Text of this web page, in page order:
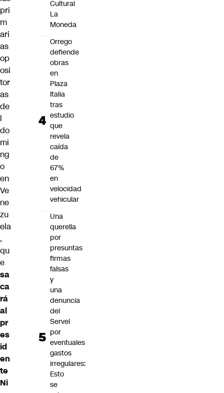
pri
m
ari
as
op
osi
tor
as
de
l
do
mi
ng
o
en
Ve
ne
zu
ela
,
qu
e
sa
ca
rá
al
pr
es
id
en
te
Ni
Cultural
La
Moneda
Orrego
defiende
obras
en
Plaza
Italia
tras
estudio
que
revela
caída
de
67%
en
velocidad
vehicular
Una
querella
por
presuntas
firmas
falsas
y
una
denuncia
del
Servel
por
eventuales
gastos
irregulares:
Esto
se